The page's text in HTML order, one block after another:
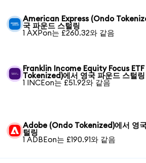
American Express (Ondo
국 파운드 스털링
1 AXPon는 £260.32와 같음
Franklin Income Equity Focus
Tokenized)에서 영국 파운드 스털링
1 INCEon는 £51.92와 같음
Adobe (Ondo Tokenized)에서 영
털링
1 ADBEon는 £190.91와 같음